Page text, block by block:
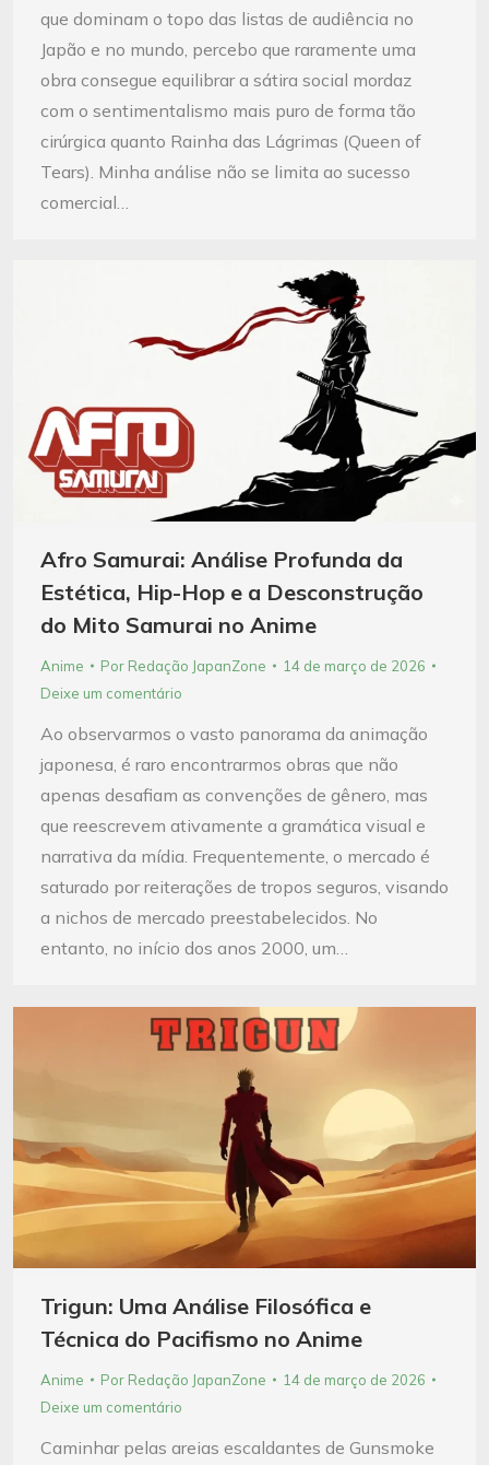
que dominam o topo das listas de audiência no
Japão e no mundo, percebo que raramente uma
obra consegue equilibrar a sátira social mordaz
com o sentimentalismo mais puro de forma tão
cirúrgica quanto Rainha das Lágrimas (Queen of
Tears). Minha análise não se limita ao sucesso
comercial…
Afro Samurai: Análise Profunda da
Estética, Hip-Hop e a Desconstrução
do Mito Samurai no Anime
Anime Por Redação JapanZone
14 de março de 2026
Deixe um comentário
Ao observarmos o vasto panorama da animação
japonesa, é raro encontrarmos obras que não
apenas desafiam as convenções de gênero, mas
que reescrevem ativamente a gramática visual e
narrativa da mídia. Frequentemente, o mercado é
saturado por reiterações de tropos seguros, visando
a nichos de mercado preestabelecidos. No
entanto, no início dos anos 2000, um…
Trigun: Uma Análise Filosófica e
Técnica do Pacifismo no Anime
Anime Por Redação JapanZone
14 de março de 2026
Deixe um comentário
Caminhar pelas areias escaldantes de Gunsmoke